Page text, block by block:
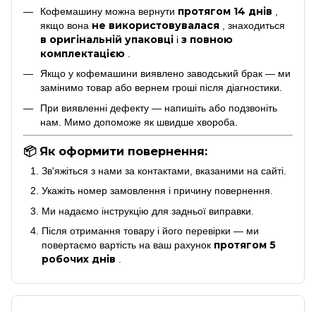
Кофемашину можна вернути протягом 14 днів
якщо вона не використовувалася , знаходиться
в оригінальній упаковці і з повною
комплектацією
Якщо у кофемашини виявлено заводський брак — ми
замінимо товар або вернем гроші після діагностики.
При виявленні дефекту — напишіть або подзвоніть
нам. Мимо допоможе як швидше хвороба.
📦 Як оформити повернення:
Зв'яжіться з нами за контактами, вказаними на сайті.
Укажіть номер замовлення і причину повернення.
Ми надаємо інструкцію для задньої виправки.
Після отримання товару і його перевірки — ми
повертаємо вартість на ваш рахунок протягом 5
робочих днів